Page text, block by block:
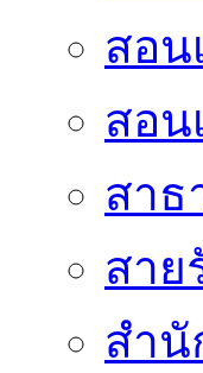
สอน
สอน
สา
สาย
สำ